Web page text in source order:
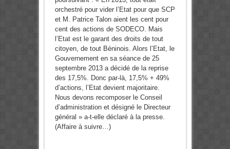
orchestré pour vider l’Etat pour que SCP
et M. Patrice Talon aient les cent pour
cent des actions de SODECO. Mais
l’Etat est le garant des droits de tout
citoyen, de tout Béninois. Alors l’Etat, le
Gouvernement en sa séance de 25
septembre 2013 a décidé de la reprise
des 17,5%. Donc par-là, 17,5% + 49%
d’actions, l’Etat devient majoritaire.
Nous devons recomposer le Conseil
d’administration et désigné le Directeur
général » a-t-elle déclaré à la presse.
(Affaire à suivre…)